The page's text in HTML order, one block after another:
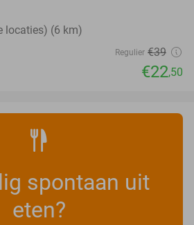
locaties) (6 km)
Regulier €39
€22,50
spontaan uit
eten?